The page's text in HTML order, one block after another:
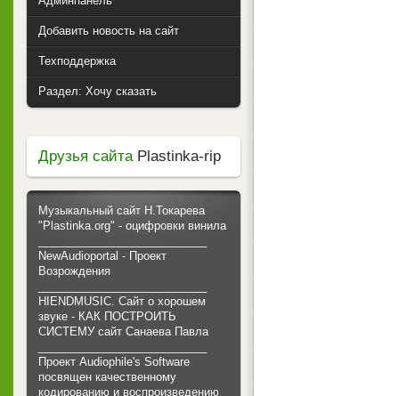
Добавить новость на сайт
Техподдержка
Раздел: Хочу сказать
Друзья сайтаPlastinka-rip
Музыкальный сайт Н.Токарева
"Plastinka.org" - оцифровки винила
NewAudioportal - Проект
Возрождения
HIENDMUSIC. Сайт о хорошем
звуке - КАК ПОСТРОИТЬ
СИСТЕМУ сайт Санаева Павла
Проект Audiophile's Software
посвящен качественному
кодированию и воспроизведению